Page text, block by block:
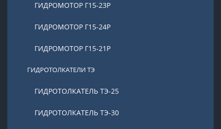
ГИДРОМОТОР Г15-23Р
ГИДРОМОТОР Г15-24Р
ГИДРОМОТОР Г15-21Р
ГИДРОТОЛКАТЕЛИ ТЭ
ГИДРОТОЛКАТЕЛЬ ТЭ-25
ГИДРОТОЛКАТЕЛЬ ТЭ-30